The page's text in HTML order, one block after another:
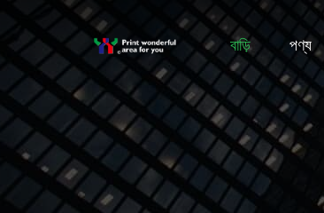
বাড়ি পণ্য